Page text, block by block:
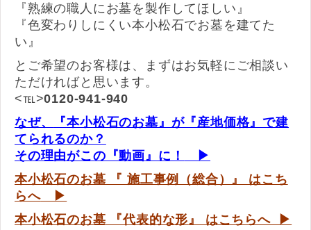
『熟練の職人にお墓を製作してほしい』
『色変わりしにくい本小松石でお墓を建てた
い』
とご希望のお客様は、まずはお気軽にご相談い
ただければと思います。
<℡>0120-941-940
なぜ、
『本小松石のお墓』が『産地価格』で建
てられるのか？
その理由がこの『動画』に！
▶
本小松石のお墓 『 施工事例（総合）』 はこち
らへ▶
本小松石のお墓 『代表的な形 』 はこちらへ ▶